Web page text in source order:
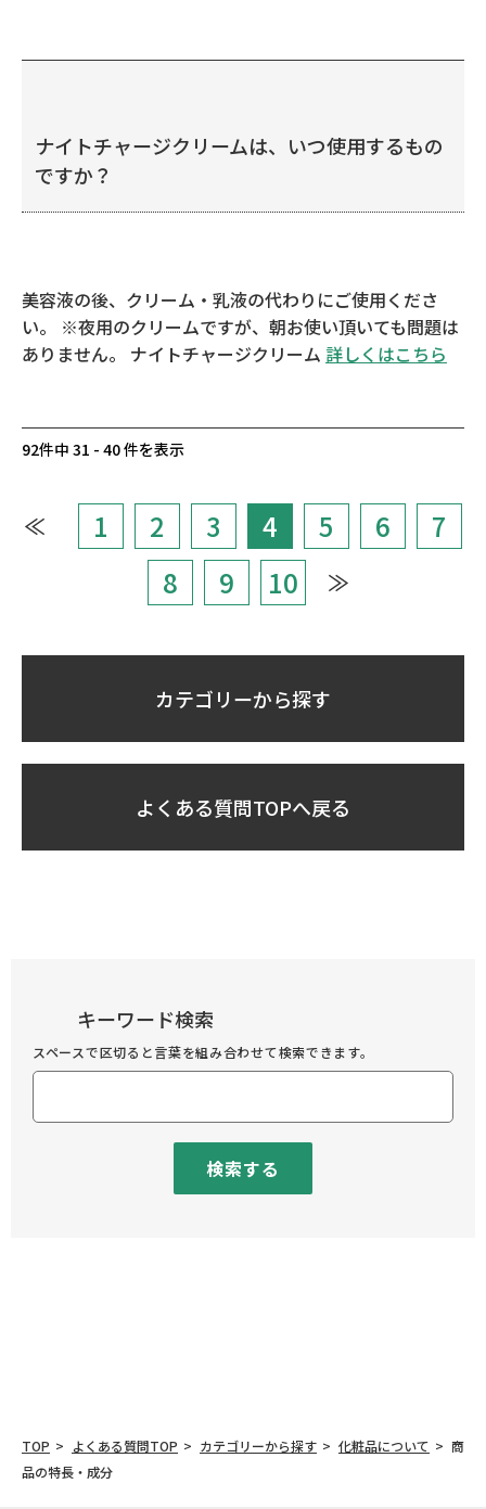
ナイトチャージクリームは、いつ使用するもの
ですか？
美容液の後、クリーム・乳液の代わりにご使用くださ
い。 ※夜用のクリームですが、朝お使い頂いても問題は
ありません。 ナイトチャージクリーム 詳しくはこちら
92件中 31 - 40 件を表示
≪ 1 2 3 4 5 6
7
8
9 10 ≫
カテゴリーから探す
よくある質問TOPへ戻る
キーワード検索
スペースで区切ると言葉を組み合わせて検索できます。
検索する
TOP よくある質問TOP カテゴリーから探す 化粧品について
商
品の特長・成分